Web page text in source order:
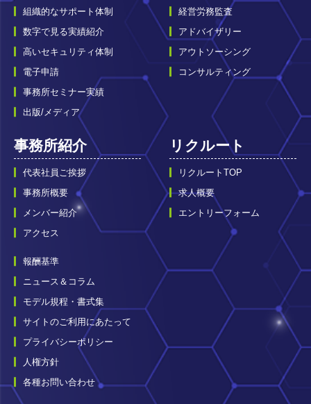
組織的なサポート体制
数字で見る実績紹介
高いセキュリティ体制
電子申請
事務所セミナー実績
出版/メディア
経営労務監査
アドバイザリー
アウトソーシング
コンサルティング
事務所紹介
代表社員ご挨拶
事務所概要
メンバー紹介
アクセス
リクルート
リクルートTOP
求人概要
エントリーフォーム
報酬基準
ニュース＆コラム
モデル規程・書式集
サイトのご利用にあたって
プライバシーポリシー
人権方針
各種お問い合わせ